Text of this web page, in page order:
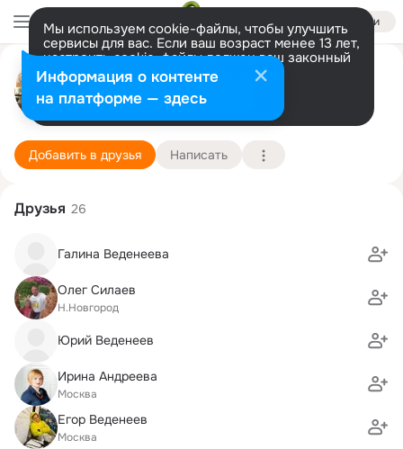
Войти
Мы используем cookie-файлы, чтобы улучшить
сервисы для вас. Если ваш возраст менее 13 лет,
настроить cookie-файлы должен ваш законный
представитель. Больше информации
Разрешить все Настроить
Ирина Веденеева
Москва
7 мая (50 лет)
Вольгинская школа
Подробнее
Добавить в друзья Написать
Друзья 26
Галина Веденеева
Олег Силаев
Н.Новгород
Юрий Веденеев
Ирина Андреева
Москва
Егор Веденеев
Москва
Информация о контенте
на платформе — здесь